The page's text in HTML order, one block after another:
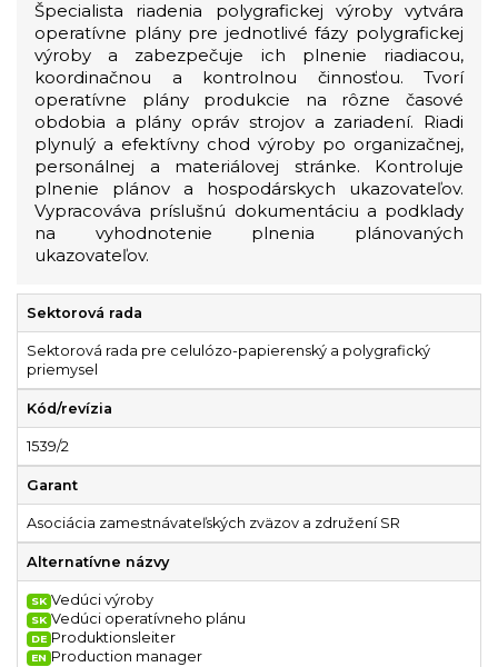
Špecialista riadenia polygrafickej výroby vytvára
operatívne plány pre jednotlivé fázy polygrafickej
výroby a zabezpečuje ich plnenie riadiacou,
koordinačnou a kontrolnou činnosťou. Tvorí
operatívne plány produkcie na rôzne časové
obdobia a plány opráv strojov a zariadení. Riadi
plynulý a efektívny chod výroby po organizačnej,
personálnej a materiálovej stránke. Kontroluje
plnenie plánov a hospodárskych ukazovateľov.
Vypracováva príslušnú dokumentáciu a podklady
na vyhodnotenie plnenia plánovaných
ukazovateľov.
Sektorová rada
Sektorová rada pre celulózo-papierenský a polygrafický
priemysel
Kód/revízia
1539/2
Garant
Asociácia zamestnávateľských zväzov a združení SR
Alternatívne názvy
SK Vedúci výroby
SK Vedúci operatívneho plánu
DE Produktionsleiter
EN Production manager